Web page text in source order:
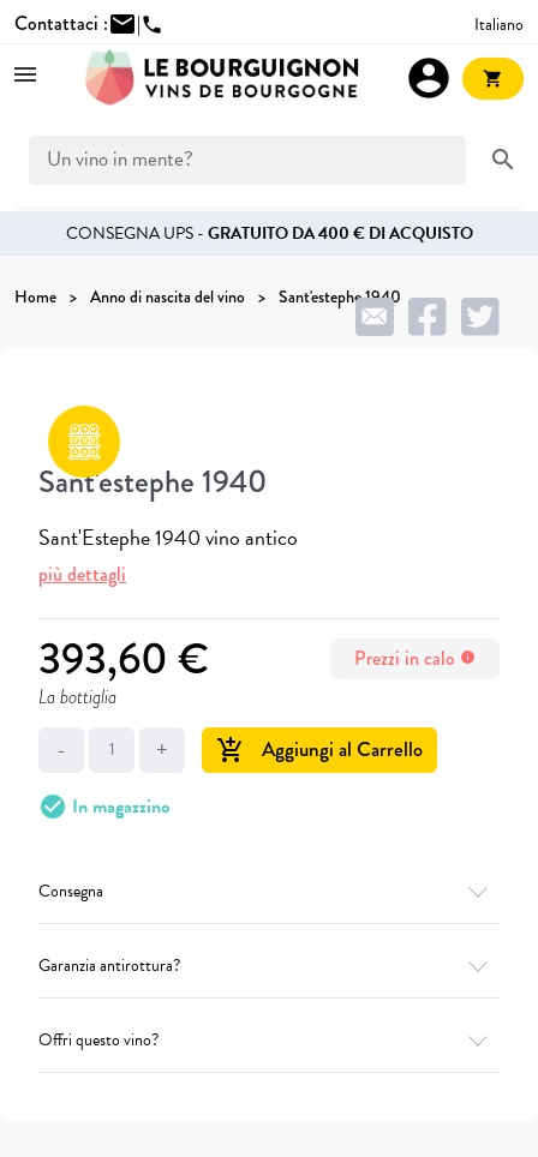
Contattaci :mail|phone Italiano
search
account_circle shopping_cart
CONSEGNA UPS -GRATUITO DA 400 € DI ACQUISTO
Home Anno di nascita del vino Sant'estephe 1940
Sant'estephe 1940
Sant'Estephe 1940 vino antico
più dettagli
393,60 € Prezzi in calo info
La bottiglia
- + add_shopping_cart Aggiungi al Carrello
check_circle In magazzino
Consegna
Garanzia antirottura?
Offri questo vino?